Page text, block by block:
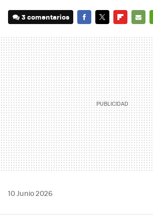
3 comentarios
MAIL
10 Junio 2026